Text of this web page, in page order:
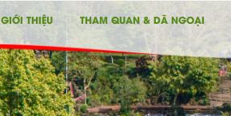
GIỚI THIỆU THAM QUAN & DÃ NGOẠI